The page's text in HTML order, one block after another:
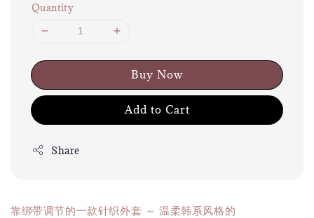
Quantity
Buy Now
Add to Cart
Share
靠绑带调节的一款针织外套 ～ 温柔韩系风格的